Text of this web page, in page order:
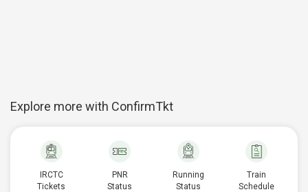
Explore more with ConfirmTkt
IRCTC
Tickets
PNR
Status
Running
Status
Train
Schedule